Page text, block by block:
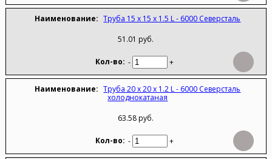
Труба 15 х 15 х 1.5 L - 6000 Северсталь
51.01 руб.
- +
Труба 20 х 20 х 1.2 L - 6000 Северсталь
холоднокатаная
63.58 руб.
- +